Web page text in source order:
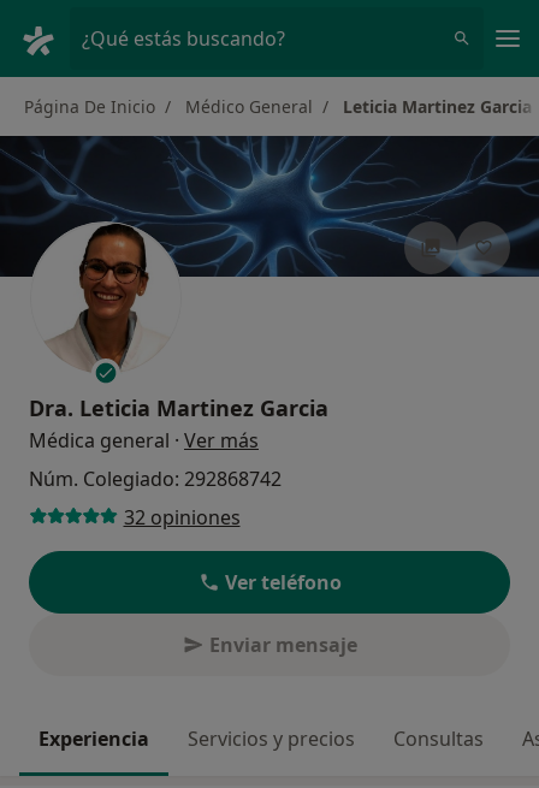
¿Qué estás buscando?
Página De Inicio Médico General Leticia Martinez Garcia
Dra. Leticia Martinez Garcia
Médica general · Ver más
Núm. Colegiado: 292868742
32 opiniones
Ver teléfono
Enviar mensaje
Experiencia Servicios y precios Consultas